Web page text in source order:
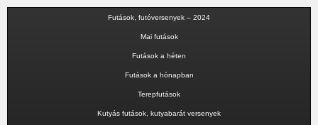
Futások, futóversenyek – 2024
Mai futások
Futások a héten
Futások a hónapban
Terepfutások
Kutyás futások, kutyabarát versenyek